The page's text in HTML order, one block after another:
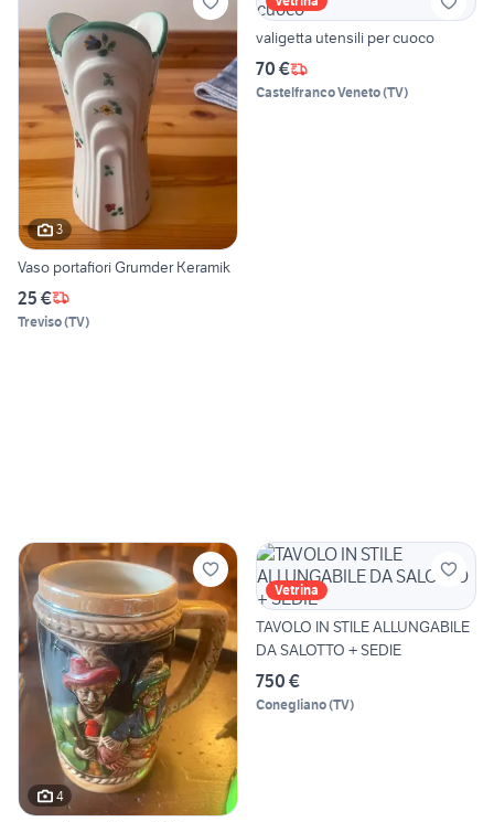
3
Vaso portafiori Grumder Keramik
25 €
Treviso(TV)
valigetta utensili per cuoco
70 €
Castelfranco Veneto(TV)
4
Vetrina
TAVOLO IN STILE ALLUNGABILE
DA SALOTTO + SEDIE
750 €
Conegliano(TV)